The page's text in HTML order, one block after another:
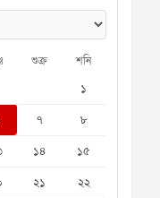
শুক্র শনি
১
৭
৮
১৪
১৫
২১
২২